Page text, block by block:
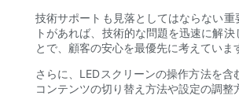
技術サポートも見落としてはならない
トがあれば、技術的な問題を迅速に解
とで、顧客の安心を最優先に考えていま
さらに、LEDスクリーンの操作方法を
コンテンツの切り替え方法や設定の調整